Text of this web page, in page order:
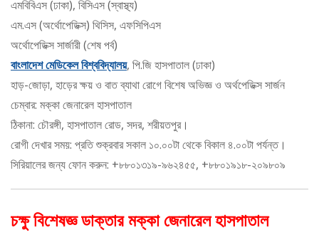
এমবিবিএস (ঢাকা), বিসিএস (স্বাস্থ্য)
এম.এস (অর্থোপেডিক্স) থিসিস, এফসিপিএস
অর্থোপেডিক্স সার্জারী (শেষ পর্ব)
বাংলাদেশ মেডিকেল বিশ্ববিদ্যালয়, পি.জি হাসপাতাল (ঢাকা)
হাড়-জোড়া, হাড়ের ক্ষয় ও বাত ব্যাথা রোগে বিশেষ অভিজ্ঞ ও অর্থপেডিক্স সার্জন
চেম্বার: মক্কা জেনারেল হাসপাতাল
ঠিকানা: চৌরঙ্গী, হাসপাতাল রোড, সদর, শরীয়তপুর।
রোগী দেখার সময়: প্রতি শুক্রবার সকাল ১০.০০টা থেকে বিকাল ৪.০০টা পর্যন্ত।
সিরিয়ালের জন্য ফোন করুন: +৮৮০১৩১৯-৯৬২৪৫৫, +৮৮০১৯১৮-২০৯৮০৯
চক্ষু বিশেষজ্ঞ ডাক্তার মক্কা জেনারেল হাসপাতাল